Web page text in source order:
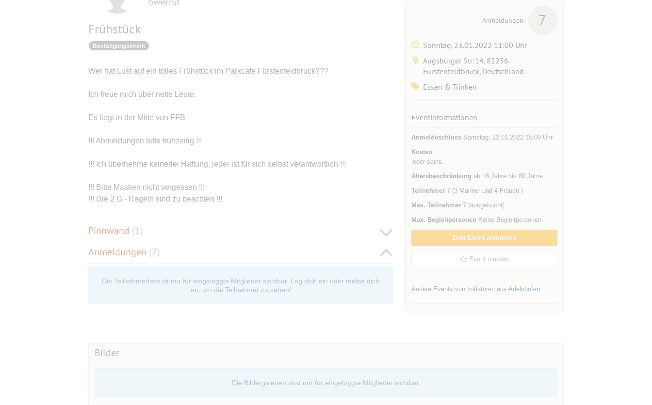
Frühstück
Bestätigungsevent
Wer hat Lust auf ein tolles Frühstück im Parkcafe Fürstenfeldbruck???
Ich freue mich über nette Leute.
Es liegt in der Mitte von FFB
!!! Abmeldungen bitte frühzeitig !!!
!!! Ich übernehme keinerlei Haftung, jeder ist für sich selbst verantwortlich !!!
!!! Bitte Masken nicht vergessen !!!
!!! Die 2 G - Regeln sind zu beachten !!!
Pinnwand (1)
Anmeldungen (7)
Die Teilnehmerliste ist nur für eingeloggte Mitglieder sichtbar. Log dich ein oder melde dich
an, um die Teilnehmer zu sehen!
Anmeldungen 7
Sonntag, 23.01.2022 11:00 Uhr
Augsburger Str. 14, 82256
Fürstenfeldbruck, Deutschland
Essen & Trinken
Eventinformationen
AnmeldeschlussSamstag, 22.01.2022 15:00 Uhr
Kosten
jeder seins.
Altersbeschränkung ab 18 Jahre bis 80 Jahre
Teilnehmer7 (3 Männer und 4 Frauen )
Max. Teilnehmer7 (ausgebucht)
Max. Begleitpersonen Keine Begleitpersonen
Zum Event anmelden
Event merken
Andere Events von Initiatoren aus Adelshofen
Bilder
Die Bildergalerien sind nur für eingeloggte Mitglieder sichtbar.